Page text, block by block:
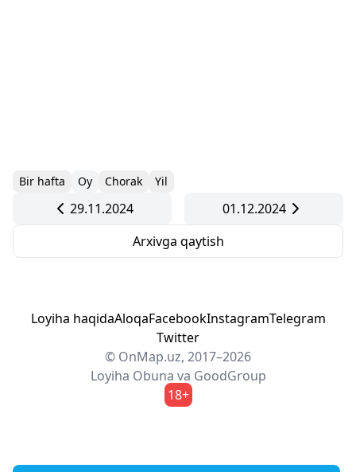
Bir hafta Oy Chorak Yil
29.11.2024
01.12.2024
Arxivga qaytish
Loyiha haqidaAloqaFacebookInstagramTelegram
Twitter
© OnMap.uz, 2017–2026
Loyiha Obuna va GoodGroup
18+